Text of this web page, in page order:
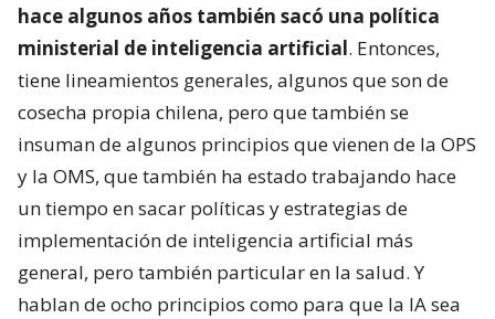
hace algunos años también sacó una política
ministerial de inteligencia artificial. Entonces,
tiene lineamientos generales, algunos que son de
cosecha propia chilena, pero que también se
insuman de algunos principios que vienen de la OPS
y la OMS, que también ha estado trabajando hace
un tiempo en sacar políticas y estrategias de
implementación de inteligencia artificial más
general, pero también particular en la salud. Y
hablan de ocho principios como para que la IA sea